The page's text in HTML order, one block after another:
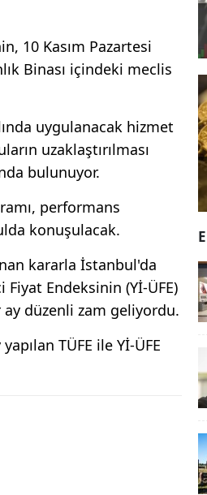
10 Kasım Pazartesi
Binası içindeki meclis
uygulanacak hizmet
uzaklaştırılması
bulunuyor.
performans
konuşulacak.
kararla İstanbul'da
Endeksinin (Yİ-ÜFE)
düzenli zam geliyordu.
TÜFE ile Yİ-ÜFE